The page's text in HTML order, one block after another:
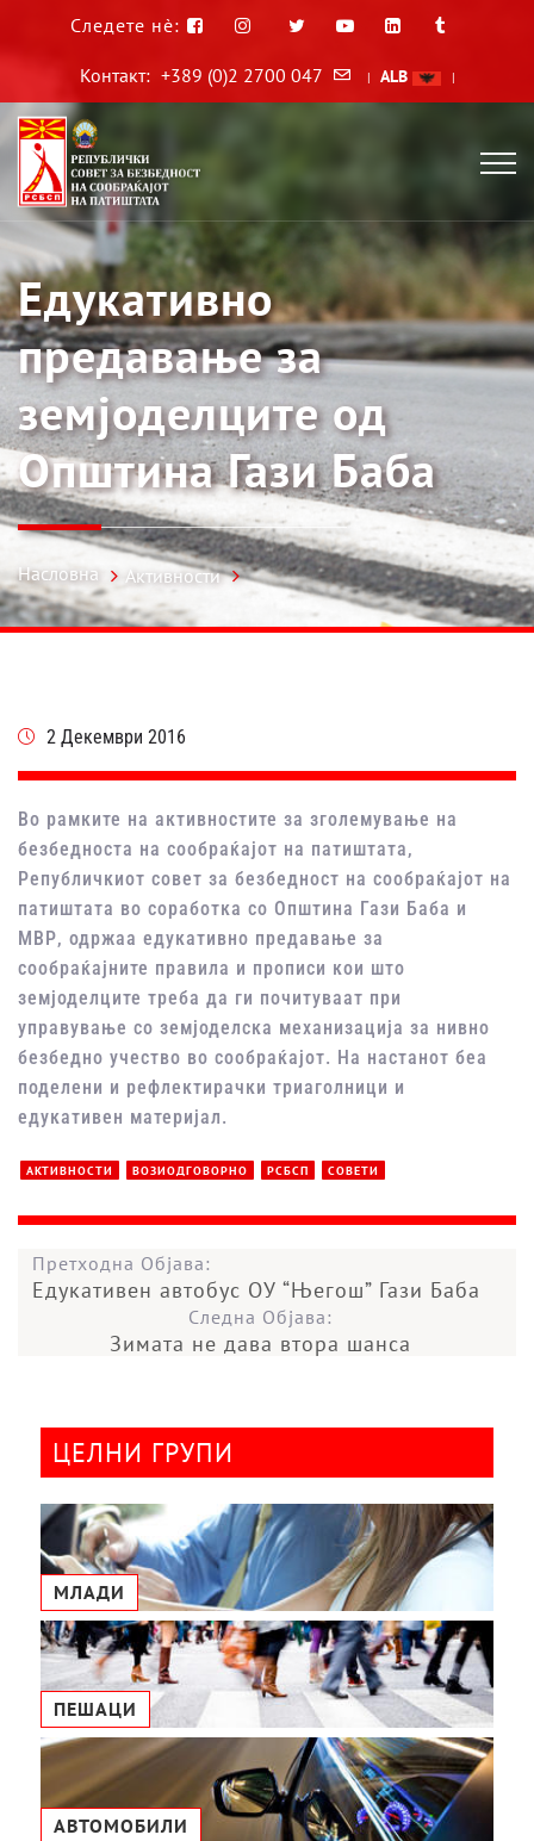
Следете нè:
Контакт: +389 (0)2 2700 047 | ALB |
Едукативно
предавање за
земјоделците од
Општина Гази Баба
Насловна Активности
2 Декември 2016
Во рамките на активностите за зголемување на
безбедноста на сообраќајот на патиштата,
Републичкиот совет за безбедност на сообраќајот на
патиштата во соработка со Општина Гази Баба и
МВР, одржаа едукативно предавање за
сообраќајните правила и прописи кои што
земјоделците треба да ги почитуваат при
управување со земјоделска механизација за нивно
безбедно учество во сообраќајот. На настанот беа
поделени и рефлектирачки триаголници и
едукативен материјал.
АКТИВНОСТИ ВОЗИОДГОВОРНО РСБСП СОВЕТИ
Претходна Објава:
Едукативен автобус ОУ “Његош” Гази Баба
Следна Објава:
Зимата не дава втора шанса
ЦЕЛНИ ГРУПИ
МЛАДИ
ПЕШАЦИ
АВТОМОБИЛИ